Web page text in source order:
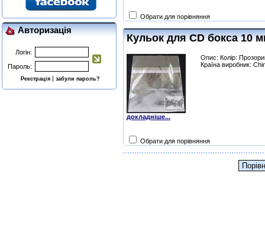
Авторизація
Логін:
Пароль:
Реєстрація |забули пароль?
Обрати для порівняння
Кульок для CD бокса 10
докладніше...
Опис: Колір:
Країна виробник:
Обрати для порівняння